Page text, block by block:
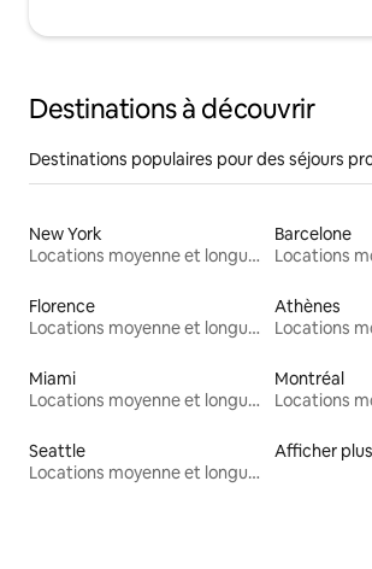
Destinations à découvrir
Destinations populaires pour des séjours
New York
Locations moyenne et longue durée
Barcelone
Florence
Locations moyenne et longue durée
Athènes
Miami
Locations moyenne et longue durée
Montréal
Seattle
Locations moyenne et longue durée
Afficher plus